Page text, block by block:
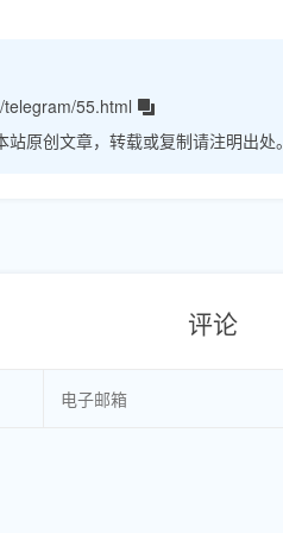
55.html
原创文章，转载或复制请注明出处。
评论